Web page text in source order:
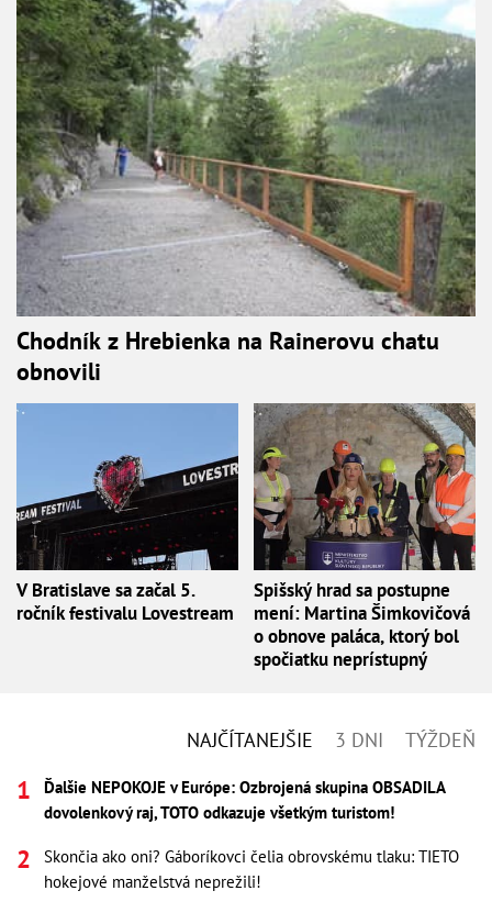
Chodník z Hrebienka na Rainerovu chatu
obnovili
V Bratislave sa začal 5.
ročník festivalu Lovestream
Spišský hrad sa postupne
mení: Martina Šimkovičová
o obnove paláca, ktorý bol
spočiatku neprístupný
NAJČÍTANEJŠIE 3 DNI TÝŽDEŇ
Ďalšie NEPOKOJE v Európe: Ozbrojená skupina OBSADILA
dovolenkový raj, TOTO odkazuje všetkým turistom!
Skončia ako oni? Gáboríkovci čelia obrovskému tlaku: TIETO
hokejové manželstvá neprežili!